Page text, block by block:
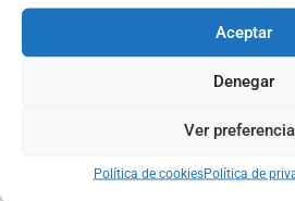
Aceptar
Denegar
Ver
Política de cookiesPolítica de